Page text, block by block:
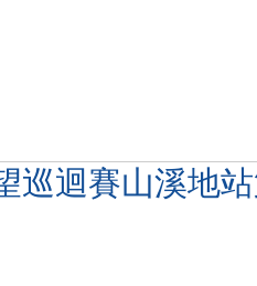
巡迴賽山溪地